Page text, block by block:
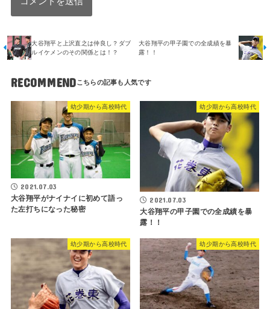
大谷翔平と上沢直之は仲良し？ダブ
ルイケメンのその関係とは！？
大谷翔平の甲子園での全成績を暴
露！！
RECOMMEND
幼少期から高校時代
2021.07.03
大谷翔平がナイナイに初めて語っ
た左打ちになった秘密
幼少期から高校時代
2021.07.03
大谷翔平の甲子園での全成績を暴
露！！
幼少期から高校時代 幼少期から高校時代